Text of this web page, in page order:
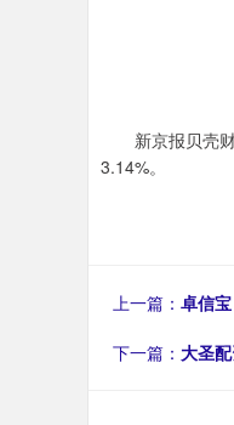
新京报贝壳财
3.14%。
上一篇： 卓信
下一篇： 大圣